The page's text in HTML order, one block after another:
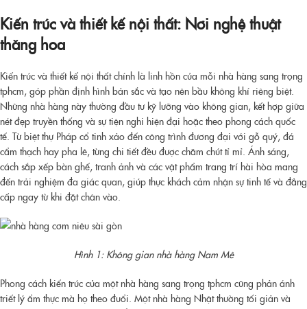
Kiến trúc và thiết kế nội thất: Nơi nghệ thuật
thăng hoa
Kiến trúc và thiết kế nội thất chính là linh hồn của mỗi nhà hàng sang trọng
tphcm, góp phần định hình bản sắc và tạo nên bầu không khí riêng biệt.
Những nhà hàng này thường đầu tư kỹ lưỡng vào không gian, kết hợp giữa
nét đẹp truyền thống và sự tiện nghi hiện đại hoặc theo phong cách quốc
tế. Từ biệt thự Pháp cổ tinh xảo đến công trình đương đại với gỗ quý, đá
cẩm thạch hay pha lê, từng chi tiết đều được chăm chút tỉ mỉ. Ánh sáng,
cách sắp xếp bàn ghế, tranh ảnh và các vật phẩm trang trí hài hòa mang
đến trải nghiệm đa giác quan, giúp thực khách cảm nhận sự tinh tế và đẳng
cấp ngay từ khi đặt chân vào.
Hình 1: Không gian nhà hàng Nam Mê
Phong cách kiến trúc của mộtnhà hàng sang trọng tphcm cũng phản ánh
triết lý ẩm thực mà họ theo đuổi. Một nhà hàng Nhật thường tối giản và